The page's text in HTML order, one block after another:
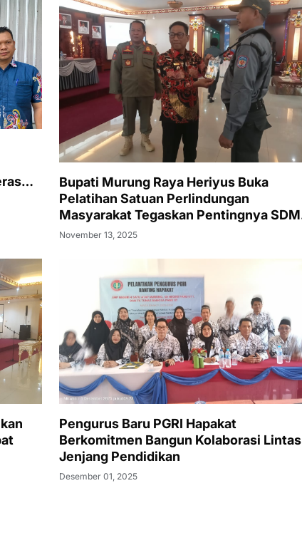
Bupati Murung Raya Heriyus Buka
Pelatihan Satuan Perlindungan
Masyarakat Tegaskan Pentingnya SDM
Tangguh dan Profesional Hadapi
November 13, 2025
Pengurus Baru PGRI Hapakat
Berkomitmen Bangun Kolaborasi Lintas
Jenjang Pendidikan
Desember 01, 2025